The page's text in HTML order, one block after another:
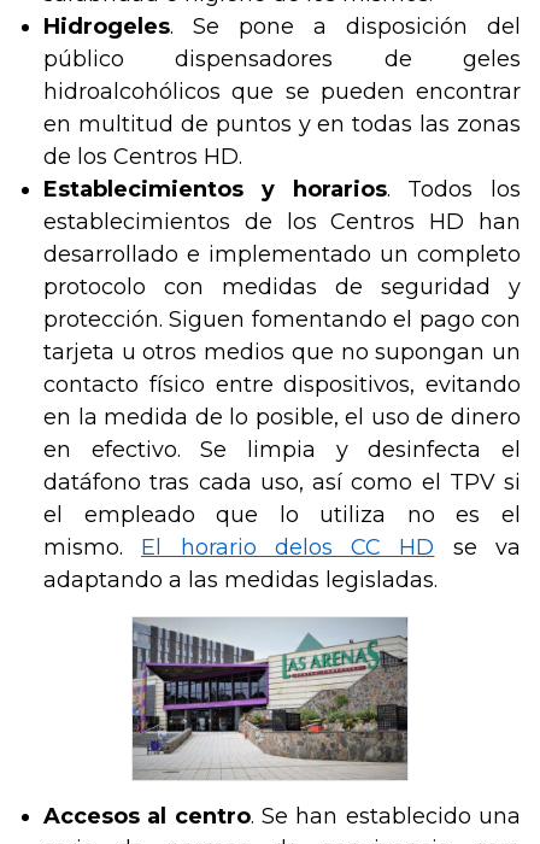
Hidrogeles. Se pone a disposición del
público dispensadores de geles
hidroalcohólicos que se pueden encontrar
en multitud de puntos y en todas las zonas
de los Centros HD.
Establecimientos y horarios. Todos los
establecimientos de los Centros HD han
desarrollado e implementado un completo
protocolo con medidas de seguridad y
protección. Siguen fomentando el pago con
tarjeta u otros medios que no supongan un
contacto físico entre dispositivos, evitando
en la medida de lo posible, el uso de dinero
en efectivo. Se limpia y desinfecta el
datáfono tras cada uso, así como el TPV si
el empleado que lo utiliza no es el
mismo. El horario de los CC HD se va
adaptando a las medidas legisladas.
Accesos al centro. Se han establecido una